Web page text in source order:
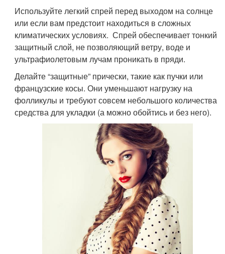
Используйте легкий спрей перед выходом на солнце
или если вам предстоит находиться в сложных
климатических условиях. Спрей обеспечивает тонкий
защитный слой, не позволяющий ветру, воде и
ультрафиолетовым лучам проникать в пряди.
Делайте “защитные” прически, такие как пучки или
французские косы. Они уменьшают нагрузку на
фолликулы и требуют совсем небольшого количества
средства для укладки (а можно обойтись и без него).